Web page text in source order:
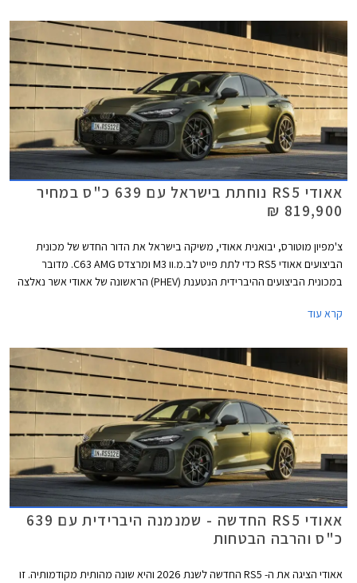
אאודי RS5 נוחתת בישראל עם 639 כ"ס במחיר
819,900 ₪
צ'מפיון מוטורס, יבואנית אאודי, משיקה בישראל את הדור החדש של מכונית
הביצועים אאודי RS5 כדי לתת פייט לב.מ.וו M3 ומרצדס C63 AMG. מדובר
במכונית הביצועים ההיברידית הנטענת (PHEV) הראשונה של אאודי אשר נאלצה
באירופה, ומשקל עודף ידוע כאחד האויבים הגדולים ביותר של כל מכונית ספורט.
דגמי RS הודות לדיפרנציאל אחורי חדש ומתקדם. מצד שני, כעת יכולה אאודי
להתפאר בהספק מרשים של 639 כ"ס המאפשר שיגור 0-100 קמ"ש תוך 3.6
שניות כיאה למפלצת ביצועים. המחיר עומד על 819,900 ₪.
קרא עוד
אאודי RS5 החדשה - שמנמנה היברידית עם 639
כ"ס והרבה הבטחות
אאודי הציגה את ה- RS5 החדשה לשנת 2026 והיא שונה מהותית מקודמותיה. זו